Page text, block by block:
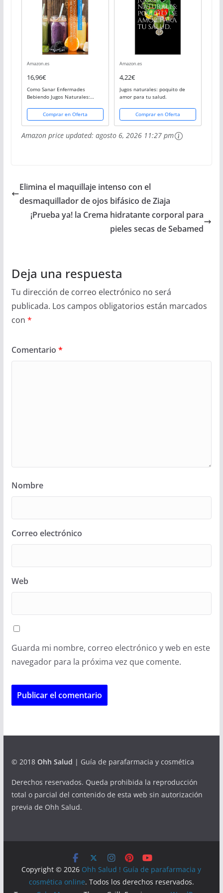
Amazon.es
16,96€
Como Sanar Enfermades
Bebiendo Jugos Naturales:
Comprar en Oferta
Amazon.es
4,22€
Jugos naturales: poquito de
amor para tu salud.
Comprar en Oferta
Amazon price updated: agosto 6, 2026 11:27 pm
Elimina el maquillaje intenso con el
desmaquillador de ojos bifásico de Ziaja
¡Prueba ya! la Crema hidratante corporal para
pieles secas de Sebamed
Deja una respuesta
Tu dirección de correo electrónico no será
publicada. Los campos obligatorios están marcados
con *
Comentario *
Nombre
Correo electrónico
Web
Guarda mi nombre, correo electrónico y web en este
navegador para la próxima vez que comente.
© 2018 Ohh Salud | Guía de parafarmacia y cosmética
Derechos reservados. Queda prohibida la reproducción
total o parcial del contenido de esta web sin autorización
previa de Ohh Salud.
Copyright © 2026 Ohh Salud ! Guía de parafarmacia y
cosmética online. Todos los derechos reservados.